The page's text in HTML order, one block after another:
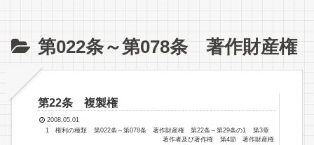
第022条～第078条 著作財産権
第22条 複製権
2008.05.01
1 権利の種類
第022条～第078条 著作財産権 第22条～第29条の1
第3章
著作者及び著作権
第4節 著作財産権